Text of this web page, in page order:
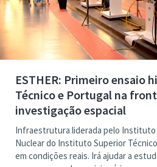
ESTHER: Primeiro ensaio
Técnico e Portugal na
investigação espacial
Infraestrutura liderada pelo Instituto
Nuclear do Instituto Superior
em condições reais. Irá ajudar a